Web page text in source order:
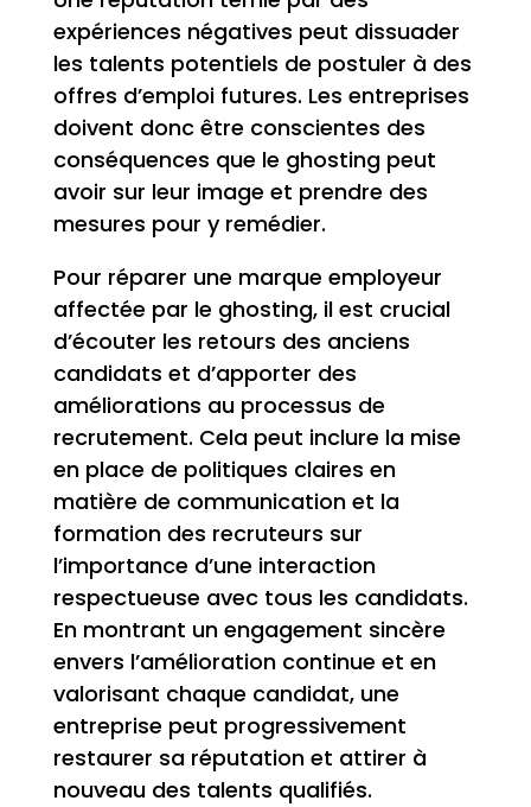
expériences négatives peut dissuader
les talents potentiels de postuler à des
offres d’emploi futures. Les entreprises
doivent donc être conscientes des
conséquences que le ghosting peut
avoir sur leur image et prendre des
mesures pour y remédier.
Pour réparer une marque employeur
affectée par le ghosting, il est crucial
d’écouter les retours des anciens
candidats et d’apporter des
améliorations au processus de
recrutement. Cela peut inclure la mise
en place de politiques claires en
matière de communication et la
formation des recruteurs sur
l’importance d’une interaction
respectueuse avec tous les candidats.
En montrant un engagement sincère
envers l’amélioration continue et en
valorisant chaque candidat, une
entreprise peut progressivement
restaurer sa réputation et attirer à
nouveau des talents qualifiés.